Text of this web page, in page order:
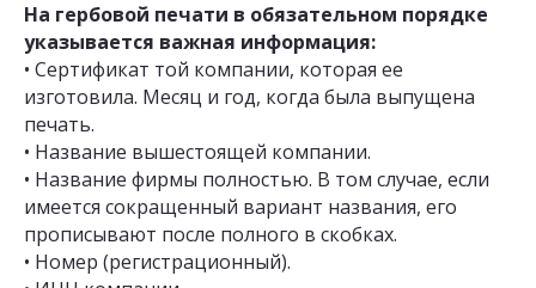
На гербовой печати в обязательном порядке
указывается важная информация:
• Сертификат той компании, которая ее
изготовила. Месяц и год, когда была выпущена
печать.
• Название вышестоящей компании.
• Название фирмы полностью. В том случае, если
имеется сокращенный вариант названия, его
прописывают после полного в скобках.
• Номер (регистрационный).